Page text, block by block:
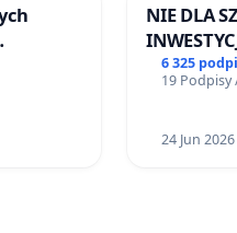
NIE DLA
6 325
19
24 Jun 2026